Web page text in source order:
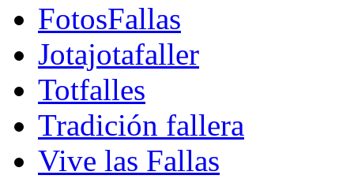
FotosFallas
Jotajotafaller
Totfalles
Tradición fallera
Vive las Fallas